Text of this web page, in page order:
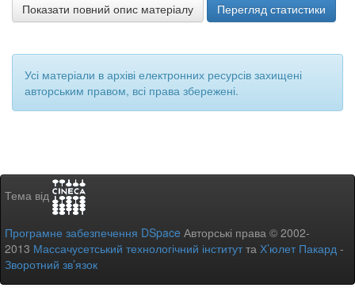
Показати повний опис матеріалу Перегляд статистики
Усі матеріали в архіві електронних ресурсів захищені
авторським правом, всі права збережені.
Тема від
Програмне забезпечення DSpace Авторські права © 2002-
2013 Массачусетський технологічний інститутта Х’юлет Пакард -
Зворотний зв’язок